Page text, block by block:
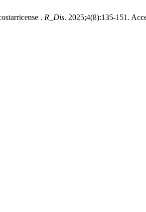
. R_Dis. 2025;4(8):135-151.